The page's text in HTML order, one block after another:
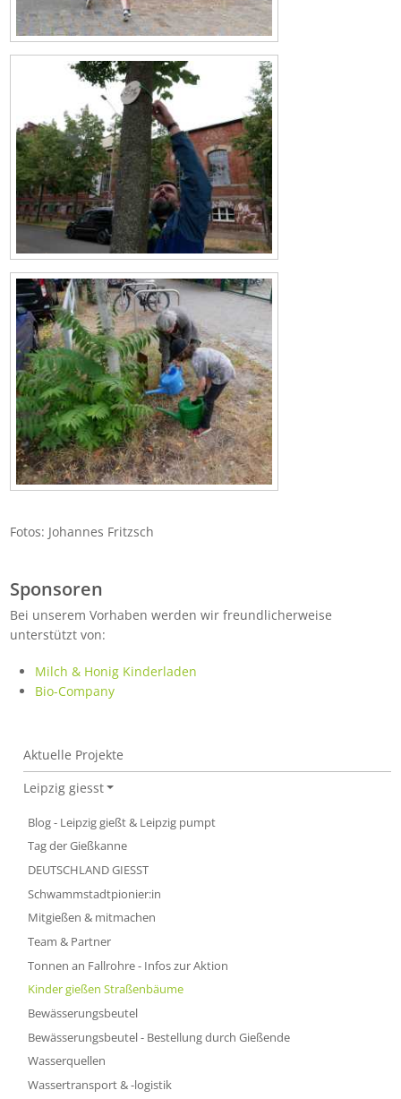
Bild
Fotos: Johannes Fritzsch
Sponsoren
Bei unserem Vorhaben werden wir freundlicherweise
unterstützt von:
Milch & Honig Kinderladen
Bio-Company
Kinder gießen Straßenbäume
Aktuelle Projekte
Leipzig giesst
Blog - Leipzig gießt & Leipzig pumpt
Tag der Gießkanne
DEUTSCHLAND GIESST
Schwammstadtpionier:in
Mitgießen & mitmachen
Team & Partner
Tonnen an Fallrohre - Infos zur Aktion
Kinder gießen Straßenbäume
Bewässerungsbeutel
Bewässerungsbeutel - Bestellung durch Gießende
Wasserquellen
Wassertransport & -logistik